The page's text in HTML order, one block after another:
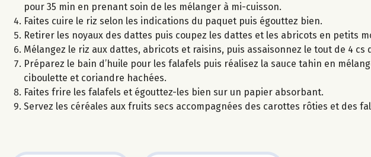
pour 35 min en prenant soin de les mélanger à mi-cuisson.
Faites cuire le riz selon les indications du paquet puis égouttez bien.
Retirer les noyaux des dattes puis coupez les dattes et les abricots en petits
Mélangez le riz aux dattes, abricots et raisins, puis assaisonnez le tout de 4 cs
Préparez le bain d’huile pour les falafels puis réalisez la sauce tahin en
ciboulette et coriandre hachées.
Faites frire les falafels et égouttez-les bien sur un papier absorbant.
Servez les céréales aux fruits secs accompagnées des carottes rôties et des